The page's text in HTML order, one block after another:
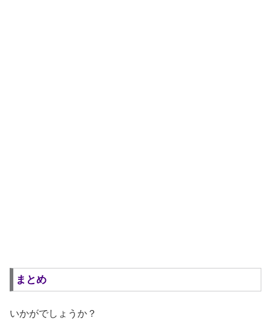
まとめ
いかがでしょうか？